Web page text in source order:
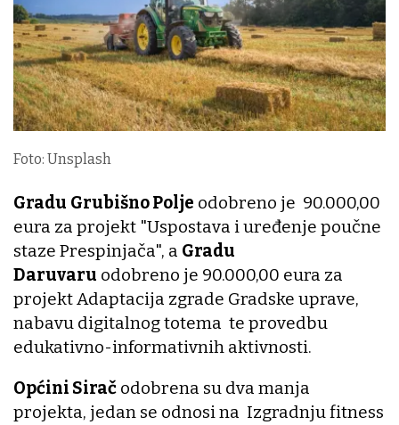
Foto: Unsplash
Gradu Grubišno Polje odobreno je 90.000,00
eura za projekt "Uspostava i uređenje poučne
staze Prespinjača", a Gradu
Daruvaru odobreno je 90.000,00 eura za
projekt Adaptacija zgrade Gradske uprave,
nabavu digitalnog totema te provedbu
edukativno-informativnih aktivnosti.
Općini Sirač odobrena su dva manja
projekta, jedan se odnosi na Izgradnju fitness